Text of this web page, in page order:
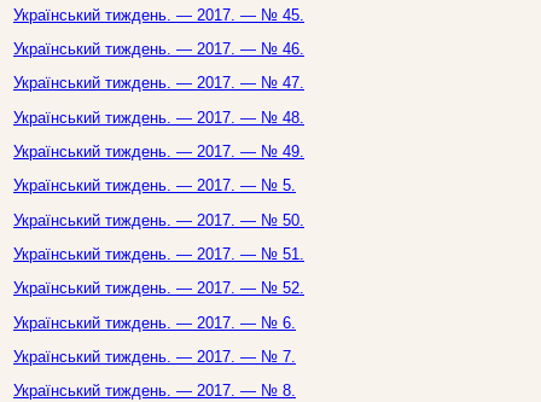
Український тиждень. — 2017. — № 45.
Український тиждень. — 2017. — № 46.
Український тиждень. — 2017. — № 47.
Український тиждень. — 2017. — № 48.
Український тиждень. — 2017. — № 49.
Український тиждень. — 2017. — № 5.
Український тиждень. — 2017. — № 50.
Український тиждень. — 2017. — № 51.
Український тиждень. — 2017. — № 52.
Український тиждень. — 2017. — № 6.
Український тиждень. — 2017. — № 7.
Український тиждень. — 2017. — № 8.